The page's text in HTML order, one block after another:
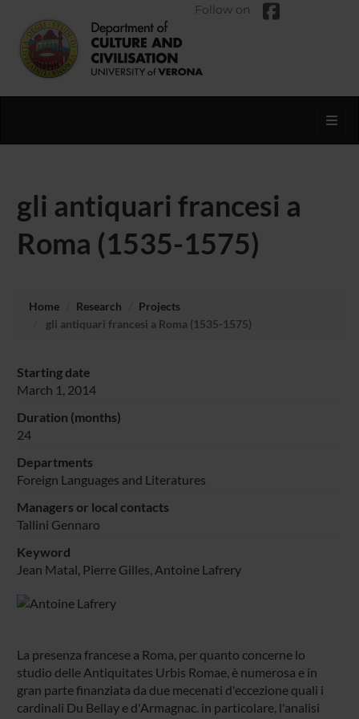
Follow on
gli antiquari francesi a
Roma (1535-1575)
Home Research
Projects
gli antiquari francesi a Roma (1535-1575)
Starting date
March 1, 2014
Duration (months)
24
Departments
Foreign Languages and Literatures
Managers or local contacts
Tallini Gennaro
Keyword
Jean Matal, Pierre Gilles, Antoine Lafrery
La presenza francese a Roma, per quanto concerne lo
studio delle Antiquitates Urbis Romae, è numerosa e in
gran parte finanziata da due mecenati d'eccezione quali i
cardinali Du Bellay e d'Armagnac. in particolare, l'analisi